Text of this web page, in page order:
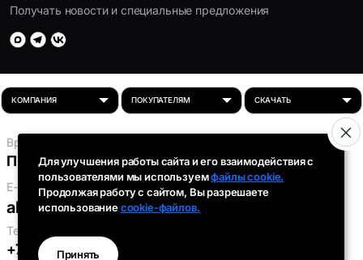
Получать новости и специальные предложения
Время работы:
Пн-Пт: 8:00 - 16:30
E-mail:
absolut-tds@inbox.ru
Телефоны:
+7 (343) 301-91-93
Для улучшения работы сайта и его взаимодействия с
пользователями мы используемфайлы cookie.
Продолжая работу с сайтом, Вы разрешаете
использованиеcookie-файлов.
Принять